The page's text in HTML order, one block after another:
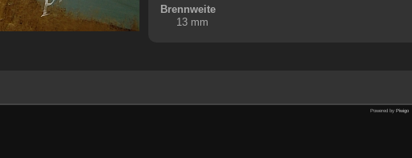
Brennweite
13 mm
Powered by Piwigo